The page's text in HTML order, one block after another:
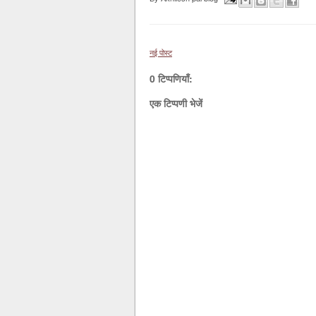
नई पोस्ट
0 टिप्पणियाँ:
एक टिप्पणी भेजें